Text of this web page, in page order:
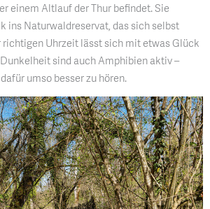
einem Altlauf der Thur befindet. Sie
ins Naturwaldreservat, das sich selbst
richtigen Uhrzeit lässt sich mit etwas Glück
sind auch Amphibien aktiv –
umso besser zu hören.